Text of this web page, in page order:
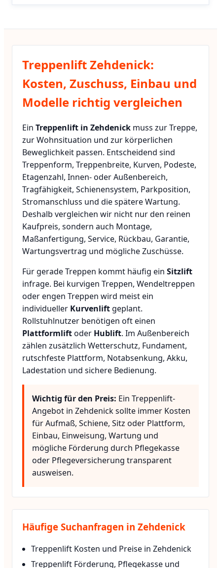
Treppenlift Zehdenick:
Kosten, Zuschuss, Einbau und
Modelle richtig vergleichen
Ein Treppenlift in Zehdenick muss zur Treppe,
zur Wohnsituation und zur körperlichen
Beweglichkeit passen. Entscheidend sind
Treppenform, Treppenbreite, Kurven, Podeste,
Etagenzahl, Innen- oder Außenbereich,
Tragfähigkeit, Schienensystem, Parkposition,
Stromanschluss und die spätere Wartung.
Deshalb vergleichen wir nicht nur den reinen
Kaufpreis, sondern auch Montage,
Maßanfertigung, Service, Rückbau, Garantie,
Wartungsvertrag und mögliche Zuschüsse.
Für gerade Treppen kommt häufig ein Sitzlift
infrage. Bei kurvigen Treppen, Wendeltreppen
oder engen Treppen wird meist ein
individueller Kurvenlift geplant.
Rollstuhlnutzer benötigen oft einen
Plattformliftoder Hublift. Im Außenbereich
zählen zusätzlich Wetterschutz, Fundament,
rutschfeste Plattform, Notabsenkung, Akku,
Ladestation und sichere Bedienung.
Wichtig für den Preis: Ein Treppenlift-
Angebot in Zehdenick sollte immer Kosten
für Aufmaß, Schiene, Sitz oder Plattform,
Einbau, Einweisung, Wartung und
mögliche Förderung durch Pflegekasse
oder Pflegeversicherung transparent
ausweisen.
Häufige Suchanfragen in Zehdenick
Treppenlift Kosten und Preise in Zehdenick
Treppenlift Förderung, Pflegekasse und